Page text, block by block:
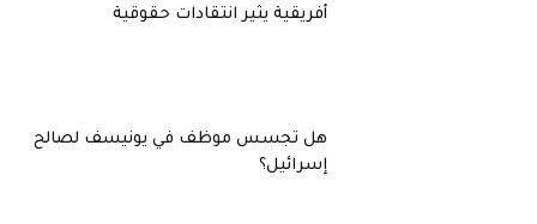
أفريقية يثير انتقادات حقوقية
هل تجسس موظف في يونيسف لصالح
إسرائيل؟